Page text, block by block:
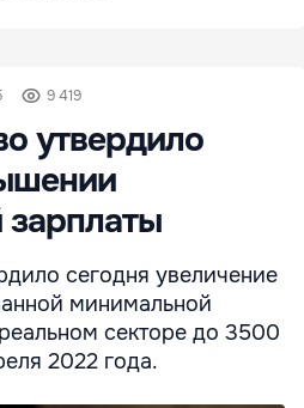
9 419
утвердило
сегодня увеличение
минимальной
секторе до 3500
2022 года.